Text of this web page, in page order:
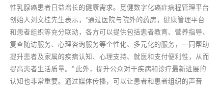
性乳腺癌患者日益增长的健康需求。觅健数字化癌症病程管理平台
创始人刘文桂先生表示，“通过医院与院外的药房，健康管理平台
和患者组织等充分联动，各方可以提供包括患者教育、营养指导、
复查随访服务、心理咨询服务等个性化、多元化的服务，一同帮助
提升患者及家属的疾病认知、心理支持、就医和支付便利性，从而
提高患者生活质量。” 此外，提升公众对于疾病和诊疗最新进展的
认知也非常重要。通过媒体传播，可以让患者和患者组织的声音